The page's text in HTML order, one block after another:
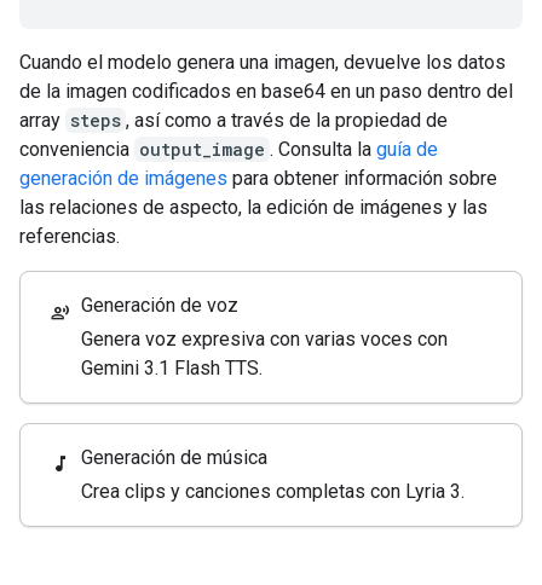
Cuando el modelo genera una imagen, devuelve los datos
de la imagen codificados en base64 en un paso dentro del
array steps , así como a través de la propiedad de
conveniencia output_image . Consulta la guía de
generación de imágenes para obtener información sobre
las relaciones de aspecto, la edición de imágenes y las
referencias.
record_voice_over Generación de voz
Genera voz expresiva con varias voces con
Gemini 3.1 Flash TTS.
music_note
Generación de música
Crea clips y canciones completas con Lyria 3.